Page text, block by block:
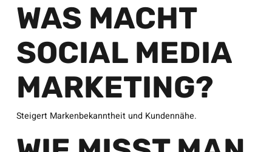
WAS MACHT
SOCIAL MEDIA
MARKETING?
Steigert Markenbekanntheit und Kundennähe.